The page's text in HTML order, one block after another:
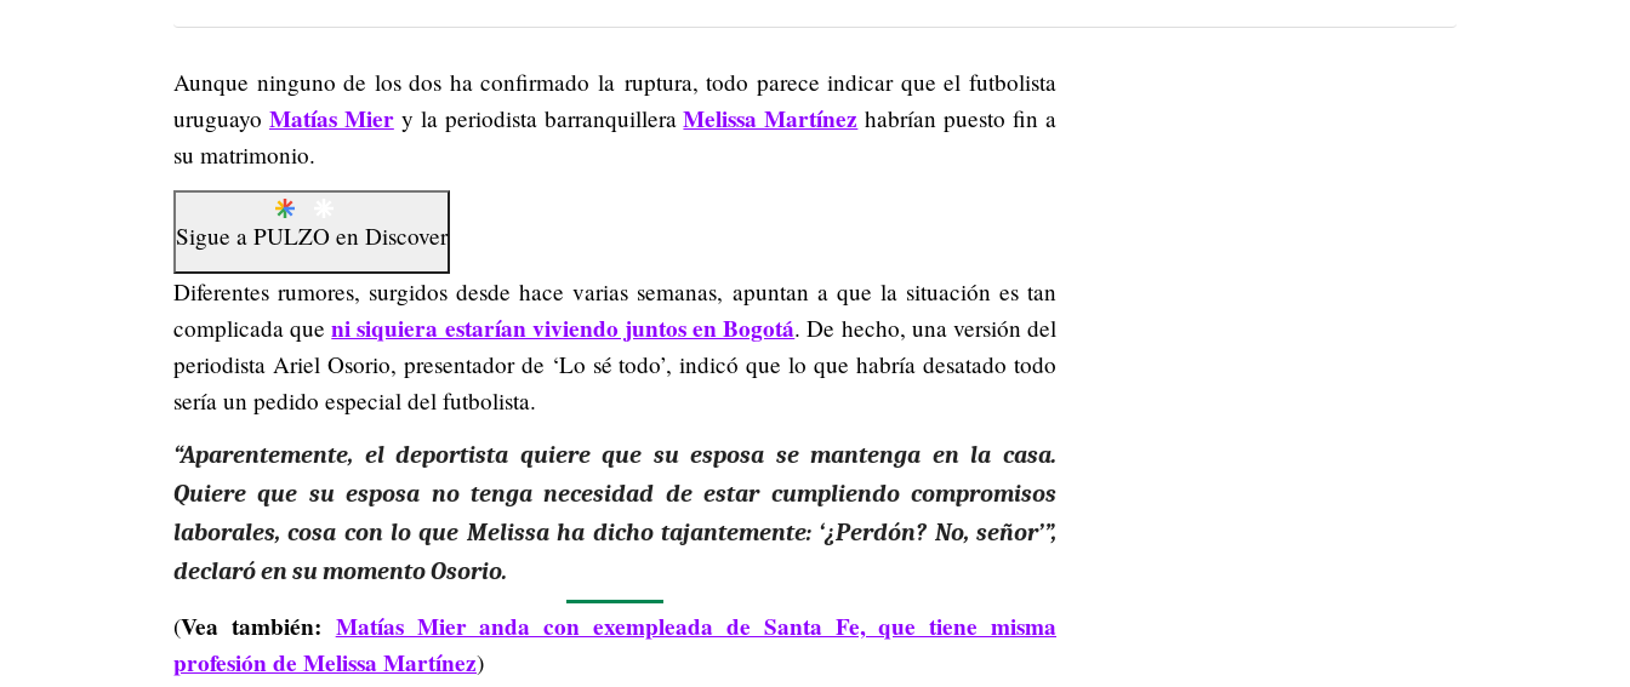
Aunque ninguno de los dos ha confirmado la ruptura, todo parece indicar que el futbolista
uruguayo Matías Miery la periodista barranquilleraMelissa Martínez habrían puesto fin a
su matrimonio.
Sigue a PULZO en Discover
Diferentes rumores, surgidos desde hace varias semanas, apuntan a que la situación es tan
complicada queni siquiera estarían viviendo juntos en Bogotá. De hecho, una versión del
periodista Ariel Osorio, presentador de ‘Lo sé todo’, indicó que lo que habría desatado todo
sería un pedido especial del futbolista.
“Aparentemente, el deportista quiere que su esposa se mantenga en la casa.
Quiere que su esposa no tenga necesidad de estar cumpliendo compromisos
laborales, cosa con lo que Melissa ha dicho tajantemente: ‘¿Perdón? No, señor’”,
declaró en su momento Osorio.
(Vea también: Matías Mier anda con exempleada de Santa Fe, que tiene misma
profesión de Melissa Martínez)